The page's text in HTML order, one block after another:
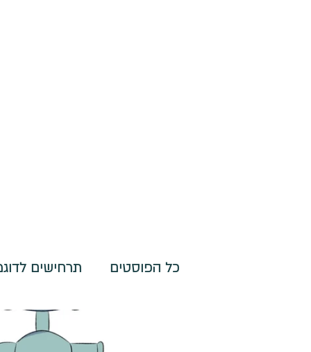
כל הפוסטים תרחישים
לוחות להתארגנות- תפקודים